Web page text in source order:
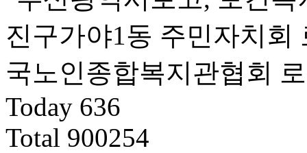
Today 636
Total 900254